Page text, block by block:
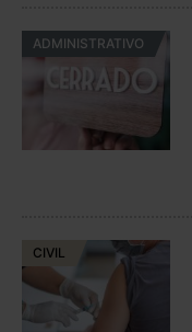
ADMINISTRATIVO
CIVIL